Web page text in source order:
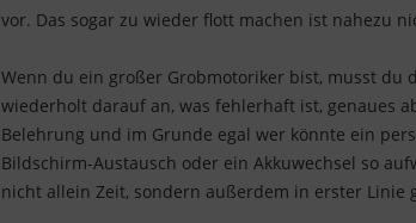
vor. Das sogar zu wieder flott machen ist nahezu
Wenn du ein großer Grobmotoriker bist, musst du
wiederholt darauf an, was fehlerhaft ist, genaues
Belehrung und im Grunde egal wer könnte ein
Bildschirm-Austausch oder ein Akkuwechsel so
nicht allein Zeit, sondern außerdem in erster Linie